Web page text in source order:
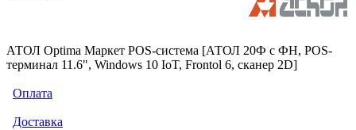
АТОЛ Optima Маркет POS-система [АТОЛ 20Ф c ФН, POS-
терминал 11.6", Windows 10 IoT, Frontol 6, сканер 2D]
Оплата
Доставка